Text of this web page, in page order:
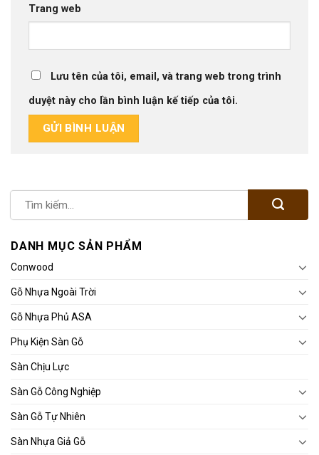
Trang web
Lưu tên của tôi, email, và trang web trong trình
duyệt này cho lần bình luận kế tiếp của tôi.
DANH MỤC SẢN PHẨM
Conwood
Gỗ Nhựa Ngoài Trời
Gỗ Nhựa Phủ ASA
Phụ Kiện Sàn Gỗ
Sàn Chịu Lực
Sàn Gỗ Công Nghiệp
Sàn Gỗ Tự Nhiên
Sàn Nhựa Giả Gỗ